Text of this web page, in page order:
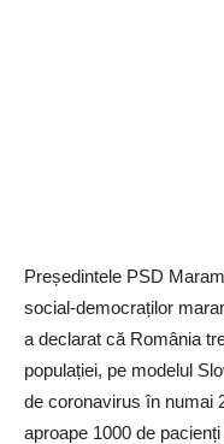
Președintele PSD
social-democraților
a declarat că România
populației, pe modelul
de coronavirus în numai
aproape 1000 de